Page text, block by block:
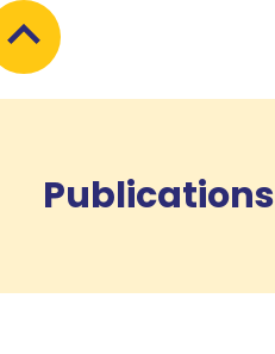
Publications